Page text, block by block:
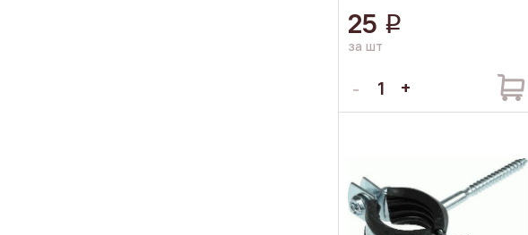
25 q
за шт